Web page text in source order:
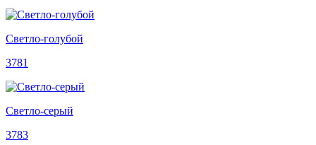
Светло-голубой
3781
Светло-серый
3783